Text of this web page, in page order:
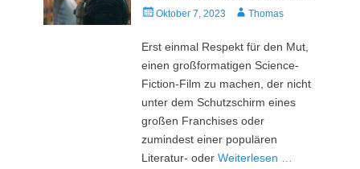
Veröffentlicht
Oktober 7, 2023 AutorThomas
Erst einmal Respekt für den Mut,
einen großformatigen Science-
Fiction-Film zu machen, der nicht
unter dem Schutzschirm eines
großen Franchises oder
zumindest einer populären
Literatur- oderWeiterlesen …